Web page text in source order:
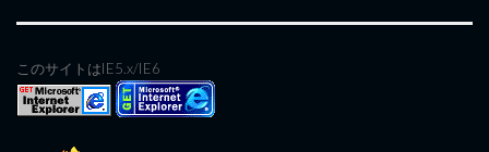
このサイトはIE5.x/IE6